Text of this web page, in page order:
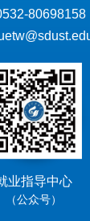
80698158
业指导中心
（公众号）